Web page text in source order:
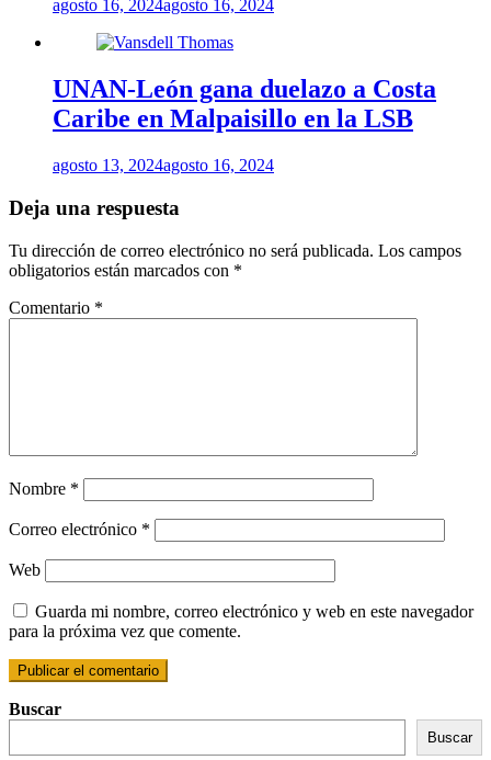
agosto 16, 2024agosto 16, 2024
UNAN-León gana duelazo a Costa
Caribe en Malpaisillo en la LSB
agosto 13, 2024agosto 16, 2024
Deja una respuesta
Tu dirección de correo electrónico no será publicada. Los campos
obligatorios están marcados con *
Comentario *
Nombre *
Correo electrónico *
Web
Guarda mi nombre, correo electrónico y web en este navegador
para la próxima vez que comente.
Buscar
Buscar